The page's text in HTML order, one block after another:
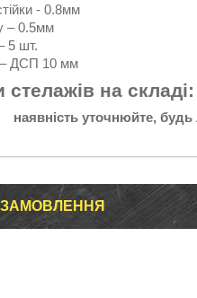
- 0.8мм
– 0.5мм
5 шт.
– ДСП 10 мм
стелажів на
наявність уточнюйте,